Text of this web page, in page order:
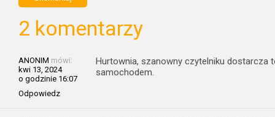
2 komentarzy
ANONIM mówi:
kwi 13, 2024
o godzinie 16:07
Odpowiedz
Hurtownia, szanowny czytelniku dostarcza
samochodem.